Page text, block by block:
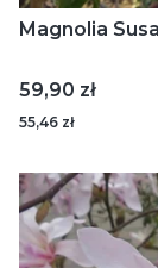
Magnolia
Cena
59,90 zł
55,46 zł